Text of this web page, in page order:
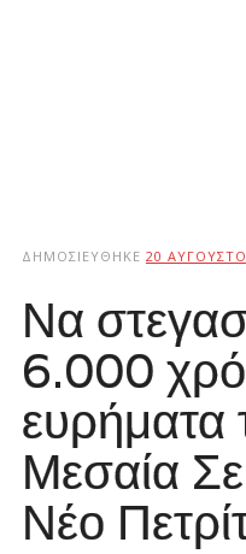
ΔΗΜΟΣΙΕΎΘΗΚΕ 20
Να
6.000
ευρήματα
Μεσαία
Νέο